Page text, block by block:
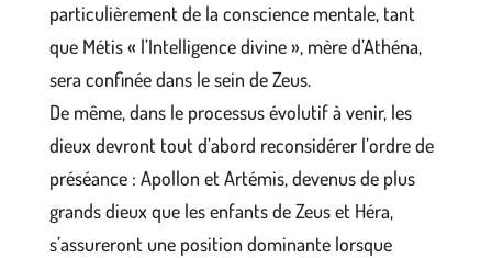
particulièrement de la conscience mentale, tant
que Métis « l’Intelligence divine », mère d’Athéna,
sera confinée dans le sein de Zeus.
De même, dans le processus évolutif à venir, les
dieux devront tout d’abord reconsidérer l’ordre de
préséance : Apollon et Artémis, devenus de plus
grands dieux que les enfants de Zeus et Héra,
s’assureront une position dominante lorsque